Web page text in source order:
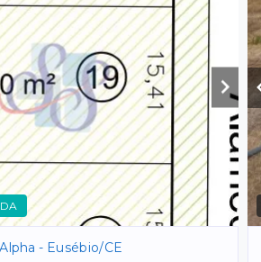
- Eusébio/CE